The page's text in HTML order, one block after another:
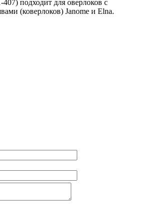
подходит для оверлоков с
(коверлоков) Janome и Elna.